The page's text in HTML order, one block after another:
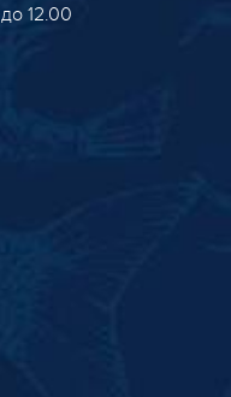
12.00